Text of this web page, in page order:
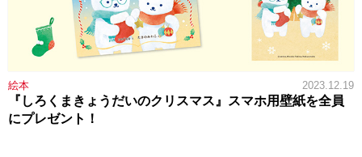
絵本 2023.12.19
『しろくまきょうだいのクリスマス』スマホ用壁紙を全員
にプレゼント！